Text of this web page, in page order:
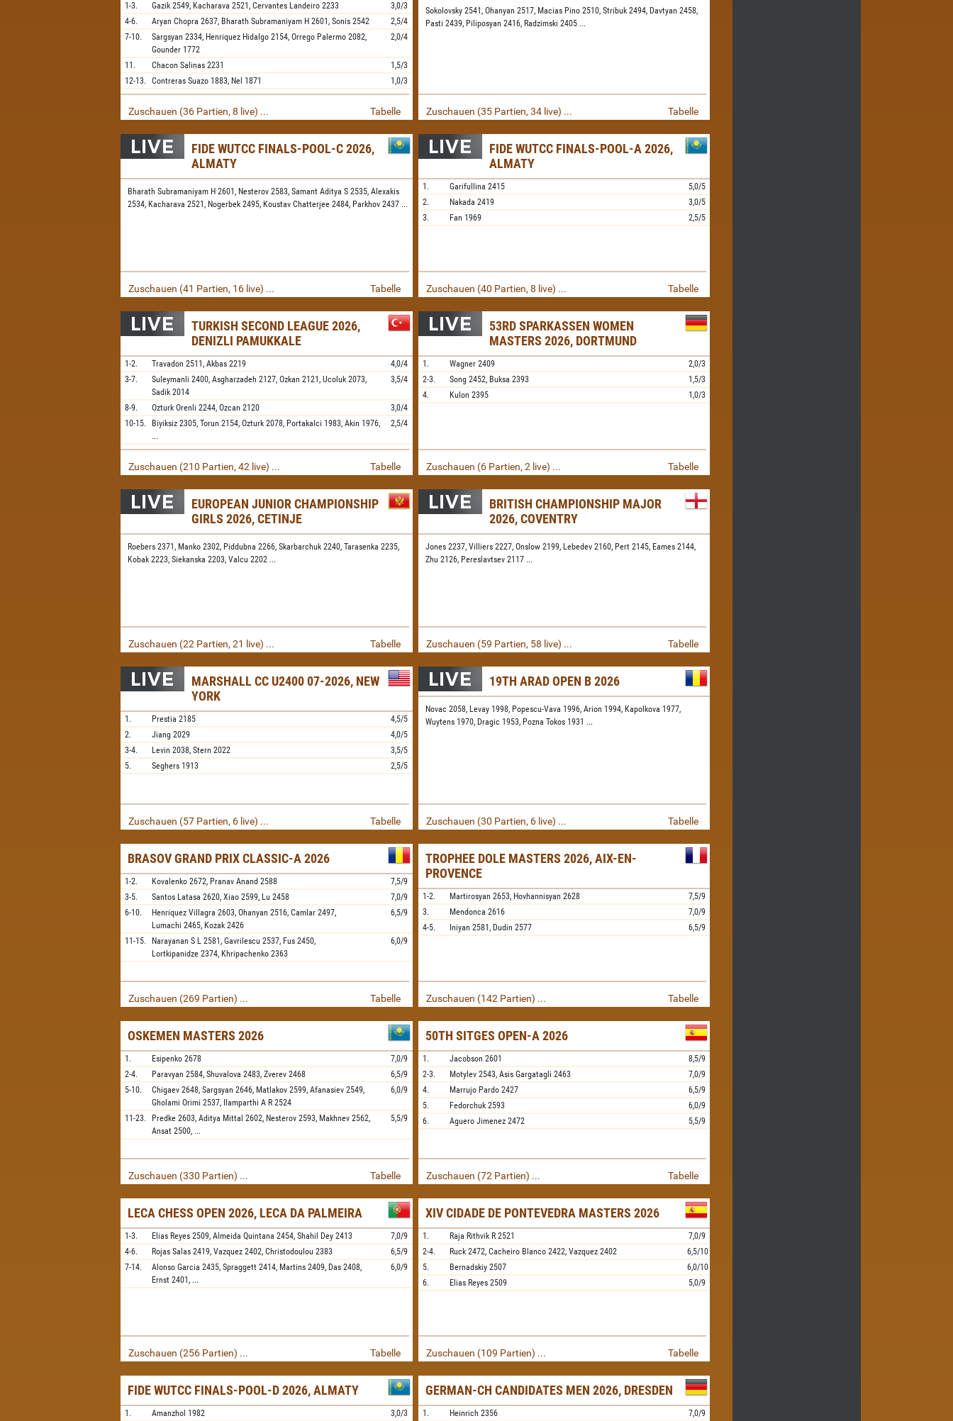
1-3. Gazik 2549, Kacharava 2521,Cervantes Landeiro 2233
3,0/3
4-6.
Aryan Chopra 2637, Bharath Subramaniyam H 2601,Sonis 2542
2,5/4
7-10.
Sargsyan 2334, Henriquez Hidalgo 2154,Orrego Palermo 2082,
Gounder 1772
2,0/4
11. Chacon Salinas 2231
1,5/3
12-13.
Contreras Suazo 1883, Nel 1871 1,0/3
Zuschauen (36 Partien, 8 live) ... Tabelle
Sokolovsky 2541, Ohanyan 2517, Macias Pino 2510, Stribuk 2494, Davtyan 2458,
Pasti 2439, Piliposyan 2416, Radzimski 2405 ...
Zuschauen (35 Partien, 34 live) ... Tabelle
FIDE WUTCC FINALS-POOL-C 2026,
ALMATY
Bharath Subramaniyam H 2601, Nesterov 2583,Samant Aditya S 2535,Alexakis
2534, Kacharava 2521, Nogerbek 2495, Koustav Chatterjee 2484, Parkhov 2437 ...
Zuschauen (41 Partien, 16 live) ... Tabelle
FIDE WUTCC FINALS-POOL-A 2026,
ALMATY
1. Garifullina 2415
5,0/5
2.
Nakada 2419
3,0/5
3.
Fan 1969 2,5/5
Zuschauen (40 Partien, 8 live) ... Tabelle
TURKISH SECOND LEAGUE 2026,
DENIZLI PAMUKKALE
1-2. Travadon 2511,Akbas 2219
4,0/4
3-7.
Suleymanli 2400,Asgharzadeh 2127,Ozkan 2121,Ucoluk 2073,
Sadik 2014
3,5/4
8-9. Ozturk Orenli 2244,Ozcan 2120
3,0/4
10-15.
Biyiksiz 2305,Torun 2154,Ozturk 2078, Portakalci 1983,Akin 1976,
...
2,5/4
Zuschauen (210 Partien, 42 live) ... Tabelle
53RD SPARKASSEN WOMEN
MASTERS 2026, DORTMUND
1. Wagner 2409
2,0/3
2-3.
Song 2452, Buksa 2393
1,5/3
4.
Kulon 2395 1,0/3
Zuschauen (6 Partien, 2 live) ... Tabelle
EUROPEAN JUNIOR CHAMPIONSHIP
GIRLS 2026, CETINJE
Roebers 2371, Manko 2302, Piddubna 2266,Skarbarchuk 2240,Tarasenka 2235,
Kobak 2223,Siekanska 2203,Valcu 2202 ...
Zuschauen (22 Partien, 21 live) ... Tabelle
BRITISH CHAMPIONSHIP MAJOR
2026, COVENTRY
Jones 2237, Villiers 2227, Onslow 2199, Lebedev 2160, Pert 2145, Eames 2144,
Zhu 2126, Pereslavtsev 2117 ...
Zuschauen (59 Partien, 58 live) ... Tabelle
MARSHALL CC U2400 07-2026, NEW
YORK
1. Prestia 2185
4,5/5
2.
Jiang 2029
4,0/5
3-4.
Levin 2038,Stern 2022
3,5/5
5.
Seghers 1913 2,5/5
Zuschauen (57 Partien, 6 live) ... Tabelle
19TH ARAD OPEN B 2026
Novac 2058, Levay 1998, Popescu-Vava 1996, Arion 1994, Kapolkova 1977,
Wuytens 1970, Dragic 1953, Pozna Tokos 1931 ...
Zuschauen (30 Partien, 6 live) ... Tabelle
BRASOV GRAND PRIX CLASSIC-A 2026
1-2. Kovalenko 2672, Pranav Anand 2588
7,5/9
3-5.
Santos Latasa 2620,Xiao 2599, Lu 2458
7,0/9
6-10.
Henriquez Villagra 2603,Ohanyan 2516,Camlar 2497,
Lumachi 2465, Kozak 2426
6,5/9
11-15. Narayanan S L 2581,Gavrilescu 2537, Fus 2450,
Lortkipanidze 2374, Khripachenko 2363
6,0/9
Zuschauen (269 Partien) ... Tabelle
TROPHEE DOLE MASTERS 2026, AIX-EN-
PROVENCE
1-2. Martirosyan 2653, Hovhannisyan 2628
7,5/9
3.
Mendonca 2616
7,0/9
4-5.
Iniyan 2581, Dudin 2577 6,5/9
Zuschauen (142 Partien) ... Tabelle
OSKEMEN MASTERS 2026
1. Esipenko 2678
7,0/9
2-4.
Paravyan 2584,Shuvalova 2483,Zverev 2468
6,5/9
5-10.
Chigaev 2648,Sargsyan 2646, Matlakov 2599,Afanasiev 2549,
Gholami Orimi 2537, Ilamparthi A R 2524
6,0/9
11-23. Predke 2603,Aditya Mittal 2602, Nesterov 2593, Makhnev 2562,
Ansat 2500, ...
5,5/9
Zuschauen (330 Partien) ... Tabelle
50TH SITGES OPEN-A 2026
1. Jacobson 2601
8,5/9
2-3.
Motylev 2543, Asis Gargatagli 2463
7,0/9
4.
Marrujo Pardo 2427
6,5/9
5.
Fedorchuk 2593
6,0/9
6.
Aguero Jimenez 2472 5,5/9
Zuschauen (72 Partien) ... Tabelle
LECA CHESS OPEN 2026, LECA DA PALMEIRA
1-3. Elias Reyes 2509,Almeida Quintana 2454,Shahil Dey 2413
7,0/9
4-6.
Rojas Salas 2419,Vazquez 2402,Christodoulou 2383
6,5/9
7-14.
Alonso Garcia 2435,Spraggett 2414, Martins 2409, Das 2408,
Ernst 2401, ...
6,0/9
Zuschauen (256 Partien) ... Tabelle
XIV CIDADE DE PONTEVEDRA MASTERS 2026
1. Raja Rithvik R 2521
7,0/9
2-4.
Ruck 2472, Cacheiro Blanco 2422, Vazquez 2402
6,5/10
5.
Bernadskiy 2507
6,0/10
6.
Elias Reyes 2509 5,0/9
Zuschauen (109 Partien) ... Tabelle
FIDE WUTCC FINALS-POOL-D 2026, ALMATY
1. Amanzhol 1982 3,0/3
GERMAN-CH CANDIDATES MEN 2026, DRESDEN
1. Heinrich 2356 7,0/9